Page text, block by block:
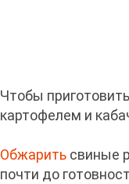
Чтобы
картофелем и
Обжарить свиные
почти до